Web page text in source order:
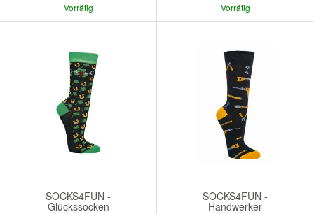
Vorrätig Vorrätig
SOCKS4FUN -
Glückssocken
SOCKS4FUN -
Handwerker